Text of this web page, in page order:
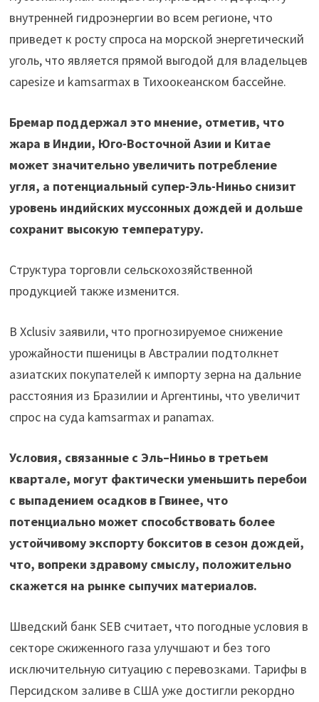
внутренней гидроэнергии во всем регионе, что
приведет к росту спроса на морской энергетический
уголь, что является прямой выгодой для владельцев
capesize и kamsarmax в Тихоокеанском бассейне.
Бремар поддержал это мнение, отметив, что
жара в Индии, Юго-Восточной Азии и Китае
может значительно увеличить потребление
угля, а потенциальный супер-Эль-Ниньо снизит
уровень индийских муссонных дождей и дольше
сохранит высокую температуру.
Структура торговли сельскохозяйственной
продукцией также изменится.
В Xclusiv заявили, что прогнозируемое снижение
урожайности пшеницы в Австралии подтолкнет
азиатских покупателей к импорту зерна на дальние
расстояния из Бразилии и Аргентины, что увеличит
спрос на суда kamsarmax и panamax.
Условия, связанные с Эль–Ниньо в третьем
квартале, могут фактически уменьшить перебои
с выпадением осадков в Гвинее, что
потенциально может способствовать более
устойчивому экспорту бокситов в сезон дождей,
что, вопреки здравому смыслу, положительно
скажется на рынке сыпучих материалов.
Шведский банк SEB считает, что погодные условия в
секторе сжиженного газа улучшают и без того
исключительную ситуацию с перевозками. Тарифы в
Персидском заливе в США уже достигли рекордно